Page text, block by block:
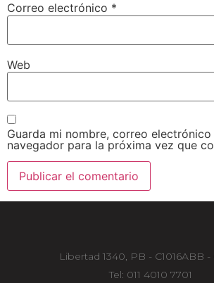
Correo electrónico *
Web
Guarda mi nombre, correo
navegador para la próxima vez que
Libertad 1340, PB - C1016ABB -
Tel: 011 4010 7701